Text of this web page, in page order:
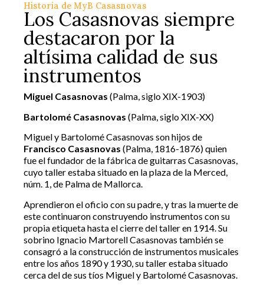
Historia de MyB Casasnovas
Los Casasnovas siempre
destacaron por la
altísima calidad de sus
instrumentos
Miguel Casasnovas (Palma, siglo XIX-1903)
Bartolomé Casasnovas (Palma, siglo XIX-XX)
Miguel y Bartolomé Casasnovas son hijos de
Francisco Casasnovas (Palma, 1816-1876) quien
fue el fundador de la fábrica de guitarras Casasnovas,
cuyo taller estaba situado en la plaza de la Merced,
núm. 1, de Palma de Mallorca.
Aprendieron el oficio con su padre, y tras la muerte de
este continuaron construyendo instrumentos con su
propia etiqueta hasta el cierre del taller en 1914. Su
sobrino Ignacio Martorell Casasnovas también se
consagró a la construcción de instrumentos musicales
entre los años 1890 y 1930, su taller estaba situado
cerca del de sus tíos Miguel y Bartolomé Casasnovas.